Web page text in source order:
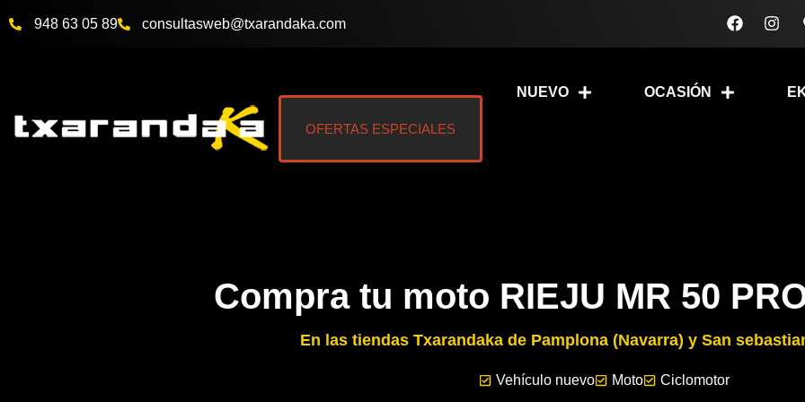
948 63 05 89 moc.akadnaraxt
@bewsatlusnoc
F
a
c
o
I
n
s
NUEVO OCASIÓN
OFERTAS ESPECIALES
Compra tu moto RIEJU MR 50
En las tiendas Txarandaka de Pamplona (Navarra) y San
Vehículo nuevo Moto Ciclomotor